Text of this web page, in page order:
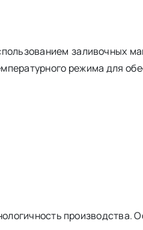
заливочных
режима для
производства.